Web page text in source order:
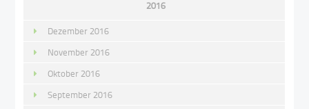
2016
Dezember 2016
November 2016
Oktober 2016
September 2016